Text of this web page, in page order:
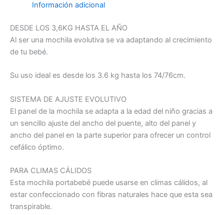
Información adicional
DESDE LOS 3,6KG HASTA EL AÑO
Al ser una mochila evolutiva se va adaptando al crecimiento
de tu bebé.
Su uso ideal es desde los 3.6 kg hasta los 74/76cm.
SISTEMA DE AJUSTE EVOLUTIVO
El panel de la mochila se adapta a la edad del niño gracias a
un sencillo ajuste del ancho del puente, alto del panel y
ancho del panel en la parte superior para ofrecer un control
cefálico óptimo.
PARA CLIMAS CÁLIDOS
Esta mochila portabebé puede usarse en climas cálidos, al
estar confeccionado con fibras naturales hace que esta sea
transpirable.